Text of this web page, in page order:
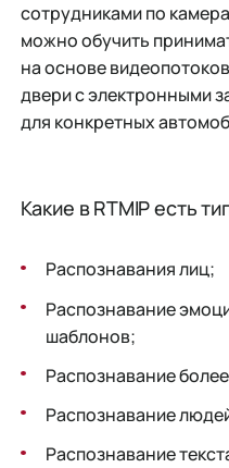
сотрудниками по
можно обучить
на основе
двери с электронными
для конкретных
Какие в RTMIP есть
Распознавания лиц;
Распознавание
шаблонов;
Распознавание
Распознавание
Распознавание